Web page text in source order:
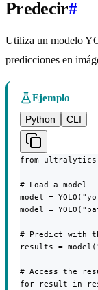
Predecir#
Utiliza un modelo
predicciones en
Ejemplo
Python
CLI
from ultralytics
# Load a model
model =
model =
# Predict with
results =
# Access the
for result in